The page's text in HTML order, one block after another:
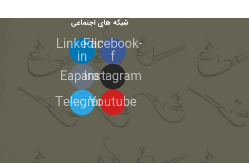
شبکه های اجتماعی
Facebook-
f
Linkedin-
in
Instagram
Eaparat
Youtube
Telegram